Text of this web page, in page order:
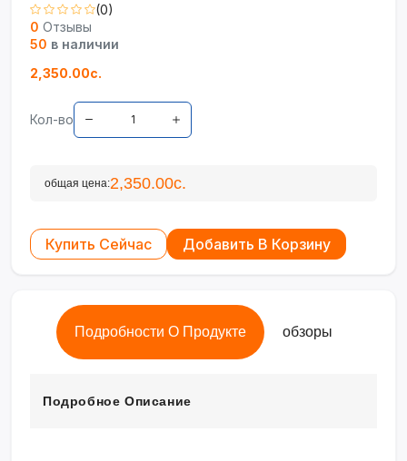
(0)
0 Отзывы
50 в наличии
2,350.00с.
Кол-во
общая цена:2,350.00с.
Купить Сейчас Добавить В Корзину
Подробности О Продукте обзоры
Подробное Описание